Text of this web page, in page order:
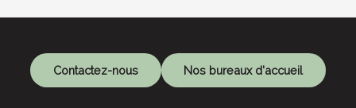
Contactez-nous Nos bureaux d'accueil